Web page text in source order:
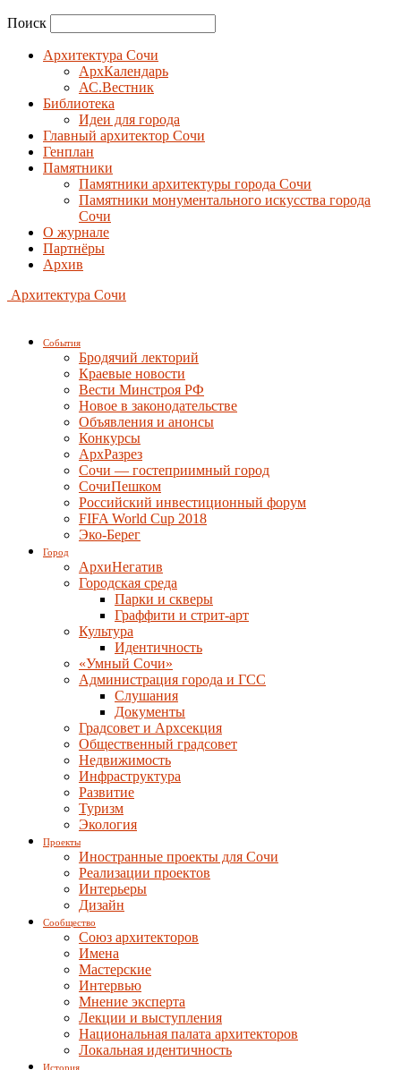
Поиск
Архитектура Сочи
АрхКалендарь
АС.Вестник
Библиотека
Идеи для города
Главный архитектор Сочи
Генплан
Памятники
Памятники архитектуры города Сочи
Памятники монументального искусства города
Сочи
О журнале
Партнёры
Архив
Архитектура Сочи
События
Бродячий лекторий
Краевые новости
Вести Минстроя РФ
Новое в законодательстве
Объявления и анонсы
Конкурсы
АрхРазрез
Сочи — гостеприимный город
СочиПешком
Российский инвестиционный форум
FIFA World Cup 2018
Эко-Берег
Город
АрхиНегатив
Городская среда
Парки и скверы
Граффити и стрит-арт
Культура
Идентичность
«Умный Сочи»
Администрация города и ГСС
Слушания
Документы
Градсовет и Архсекция
Общественный градсовет
Недвижимость
Инфраструктура
Развитие
Туризм
Экология
Проекты
Иностранные проекты для Сочи
Реализации проектов
Интерьеры
Дизайн
Сообщество
Союз архитекторов
Имена
Мастерские
Интервью
Мнение эксперта
Лекции и выступления
Национальная палата архитекторов
Локальная идентичность
История